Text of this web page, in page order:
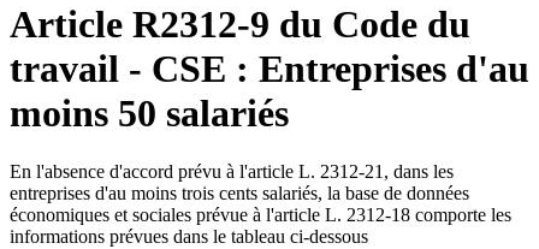
Article R2312-9 du Code du
travail - CSE : Entreprises d'au
moins 50 salariés
En l'absence d'accord prévu à l'article L. 2312-21, dans les
entreprises d'au moins trois cents salariés, la base de données
économiques et sociales prévue à l'article L. 2312-18 comporte les
informations prévues dans le tableau ci-dessous